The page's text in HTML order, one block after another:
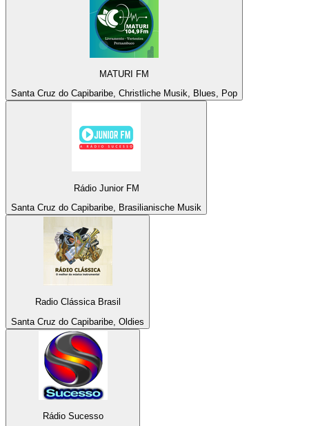
MATURI FM
Santa Cruz do Capibaribe, Christliche Musik, Blues, Pop
Rádio Junior FM
Santa Cruz do Capibaribe, Brasilianische Musik
Radio Clássica Brasil
Santa Cruz do Capibaribe, Oldies
Rádio Sucesso